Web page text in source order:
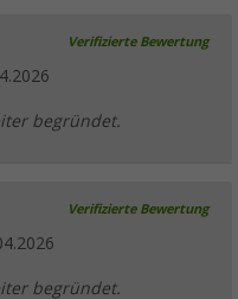
2,5 mm² Länge 5 m
Verifizierte Bewertung
begründet.
Verifizierte Bewertung
begründet.